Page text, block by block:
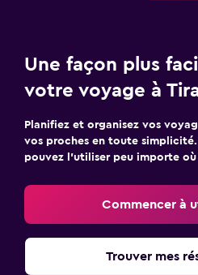
Une façon plus
votre voyage à
Planifiez et organisez vos
vos proches en toute
pouvez l’utiliser peu importe où
Commencer à
Trouver mes